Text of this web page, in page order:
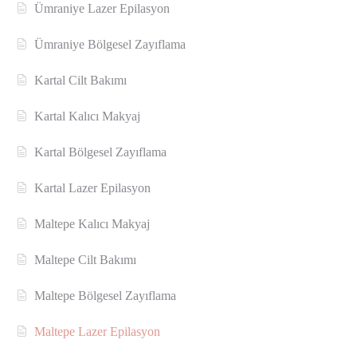
Ümraniye Lazer Epilasyon
Ümraniye Bölgesel Zayıflama
Kartal Cilt Bakımı
Kartal Kalıcı Makyaj
Kartal Bölgesel Zayıflama
Kartal Lazer Epilasyon
Maltepe Kalıcı Makyaj
Maltepe Cilt Bakımı
Maltepe Bölgesel Zayıflama
Maltepe Lazer Epilasyon